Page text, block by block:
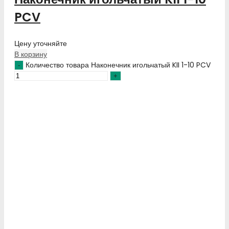
PCV
Цену уточняйте
В корзину
Количество товара Наконечник игольчатый KII 1-10 PCV